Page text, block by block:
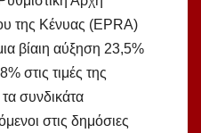
της Κένυας (EPRA)
βίαιη αύξηση 23,5%
στις τιμές της
συνδικάτα
στις δημόσιες